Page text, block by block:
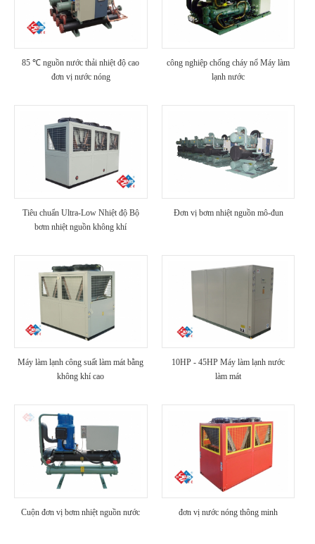
85 ℃ nguồn nước thải nhiệt độ cao
đơn vị nước nóng
công nghiệp chống cháy nổ Máy làm
lạnh nước
Tiêu chuẩn Ultra-Low Nhiệt độ Bộ
bơm nhiệt nguồn không khí
Đơn vị bơm nhiệt nguồn mô-đun
Máy làm lạnh công suất làm mát bằng
không khí cao
10HP - 45HP Máy làm lạnh nước
làm mát
Cuộn đơn vị bơm nhiệt nguồn nước đơn vị nước nóng thông minh